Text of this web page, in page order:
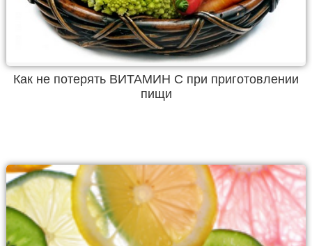
Как не потерять ВИТАМИН С при приготовлении
пищи